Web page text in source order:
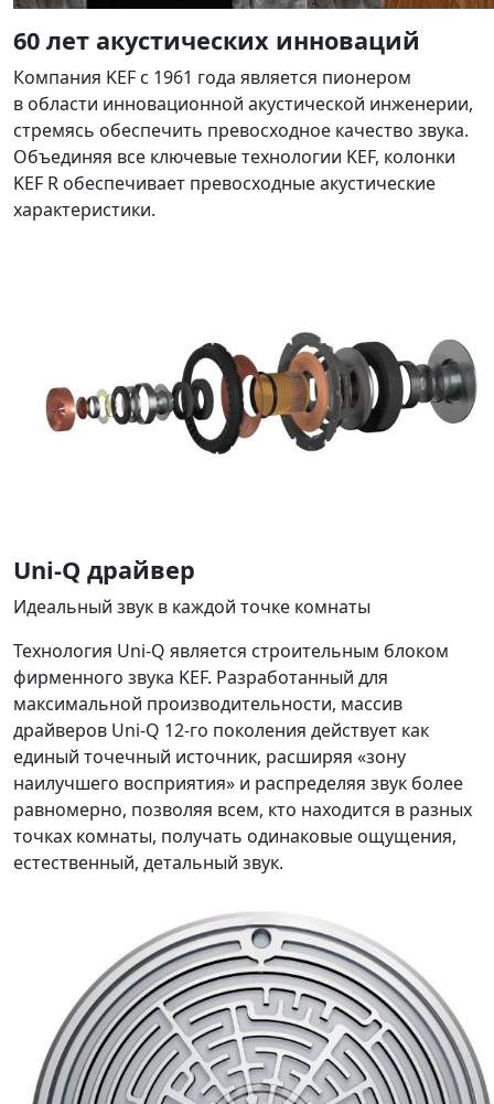
60 лет акустических инноваций
Компания KEF с 1961 года является пионером
в области инновационной акустической инженерии,
стремясь обеспечить превосходное качество звука.
Объединяя все ключевые технологии KEF, колонки
KEF R обеспечивает превосходные акустические
характеристики.
Uni-Q драйвер
Идеальный звук в каждой точке комнаты
Технология Uni-Q является строительным блоком
фирменного звука KEF. Разработанный для
максимальной производительности, массив
драйверов Uni-Q 12-го поколения действует как
единый точечный источник, расширяя «зону
наилучшего восприятия» и распределяя звук более
равномерно, позволяя всем, кто находится в разных
точках комнаты, получать одинаковые ощущения,
естественный, детальный звук.